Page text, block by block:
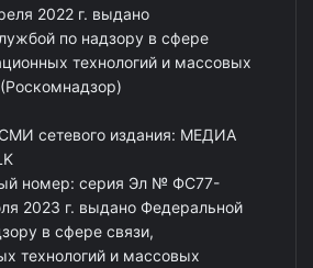
2022 г. выдано
по надзору в сфере
технологий и массовых
сетевого издания: МЕДИА
номер: серия Эл № ФС77-
2023 г. выдано Федеральной
в сфере связи,
технологий и массовых